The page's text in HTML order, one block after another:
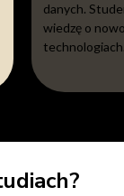
danych.
wiedzę o